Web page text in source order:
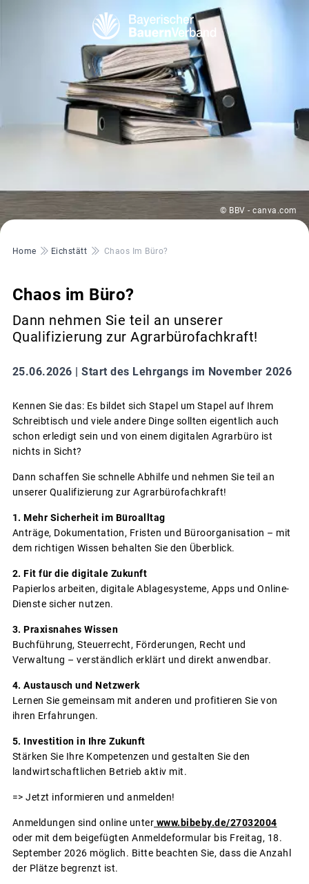
© BBV - canva.com
Pfadnavigation
Home Eichstätt Chaos Im Büro?
Chaos im Büro?
Dann nehmen Sie teil an unserer
Qualifizierung zur Agrarbürofachkraft!
25.06.2026 | Start des Lehrgangs im November 2026
Kennen Sie das: Es bildet sich Stapel um Stapel auf Ihrem
Schreibtisch und viele andere Dinge sollten eigentlich auch
schon erledigt sein und von einem digitalen Agrarbüro ist
nichts in Sicht?
Dann schaffen Sie schnelle Abhilfe und nehmen Sie teil an
unserer Qualifizierung zur Agrarbürofachkraft!
1. Mehr Sicherheit im Büroalltag
Anträge, Dokumentation, Fristen und Büroorganisation – mit
dem richtigen Wissen behalten Sie den Überblick.
2. Fit für die digitale Zukunft
Papierlos arbeiten, digitale Ablagesysteme, Apps und Online-
Dienste sicher nutzen.
3. Praxisnahes Wissen
Buchführung, Steuerrecht, Förderungen, Recht und
Verwaltung – verständlich erklärt und direkt anwendbar.
4. Austausch und Netzwerk
Lernen Sie gemeinsam mit anderen und profitieren Sie von
ihren Erfahrungen.
5. Investition in Ihre Zukunft
Stärken Sie Ihre Kompetenzen und gestalten Sie den
landwirtschaftlichen Betrieb aktiv mit.
=> Jetzt informieren und anmelden!
Anmeldungen sind online unter www.bibeby.de/27032004
oder mit dem beigefügten Anmeldeformular bis Freitag, 18.
September 2026 möglich. Bitte beachten Sie, dass die Anzahl
der Plätze begrenzt ist.